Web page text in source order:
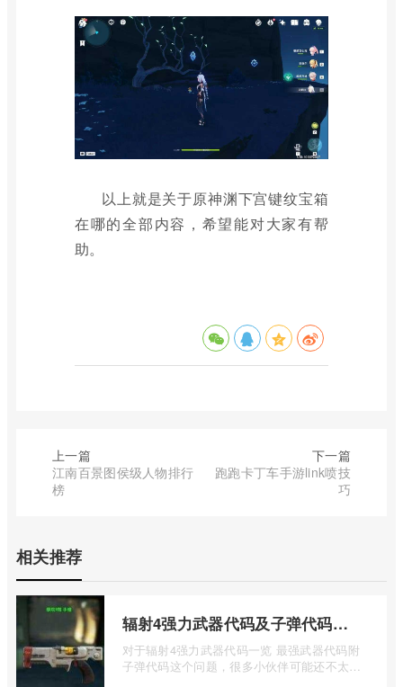
以上就是关于原神渊下宫键纹宝箱
在哪的全部内容，希望能对大家有帮
助。
上一篇
江南百景图侯级人物排行
榜
下一篇
跑跑卡丁车手游link喷技
巧
相关推荐
辐射4强力武器代码及子弹代码一览
对于辐射4强力武器代码一览 最强武器代码附
子弹代码这个问题，很多小伙伴可能还不太了